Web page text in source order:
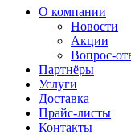
О компании
Новости
Акции
Вопрос-
Партнёры
Услуги
Доставка
Прайс-листы
Контакты